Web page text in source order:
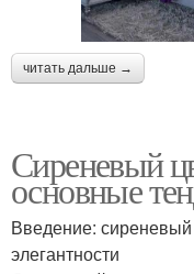
читать дальше →
Сиреневый
основные
Введение: сиреневый
элегантности